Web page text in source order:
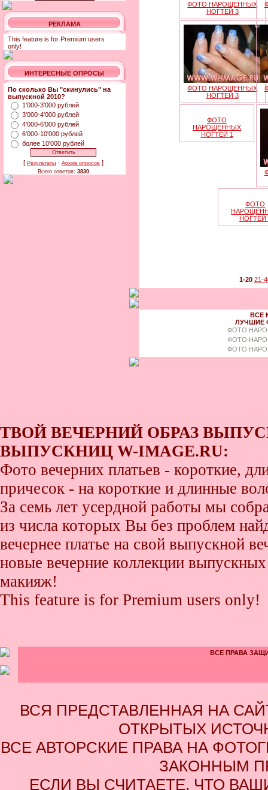
РЕКЛАМА
This feature is for Premium users
only!
ИНТЕРЕСНЫЕ ОПРОСЫ
По сколько Вы "скинулись" на
выпускной 2010?
1'000-3'000 рублей
3'000-4'000 рублей
4'000-6'000 рублей
6'000-10'000 рублей
более 10'000 рублей
[ Результаты · Архив опросов ]
Всего ответов: 3830
ФОТО НАРОЩЕННЫХ
НОГТЕЙ 3
ФОТО НАРОЩЕННЫХ
НОГТЕЙ 3
ФОТО
НАРОЩЕННЫХ
НОГТЕЙ 1
ФОТО
НОГТЕЙ
1-20 21-
ВСЕ
ЛУЧШИЕ
ФОТО
ФОТО
ФОТО
ТВОЙ ВЕЧЕРНИЙ ОБРАЗ
ВЫПУСКНИЦ W-IMAGE.RU:
Фото вечерних платьев - короткие,
причесок - на короткие и длинные
За семь лет усердной работы мы
из числа которых Вы без проблем
вечернее платье на свой выпускной
новые вечерние коллекции
макияж!
This feature is for Premium users only!
ВСЕ ПРАВА
ВСЯ ПРЕДСТАВЛЕННАЯ НА
ОТКРЫТЫХ
ВСЕ АВТОРСКИЕ ПРАВА НА
ЗАКОННЫМ
ЕСЛИ ВЫ СЧИТАЕТЕ, ЧТО